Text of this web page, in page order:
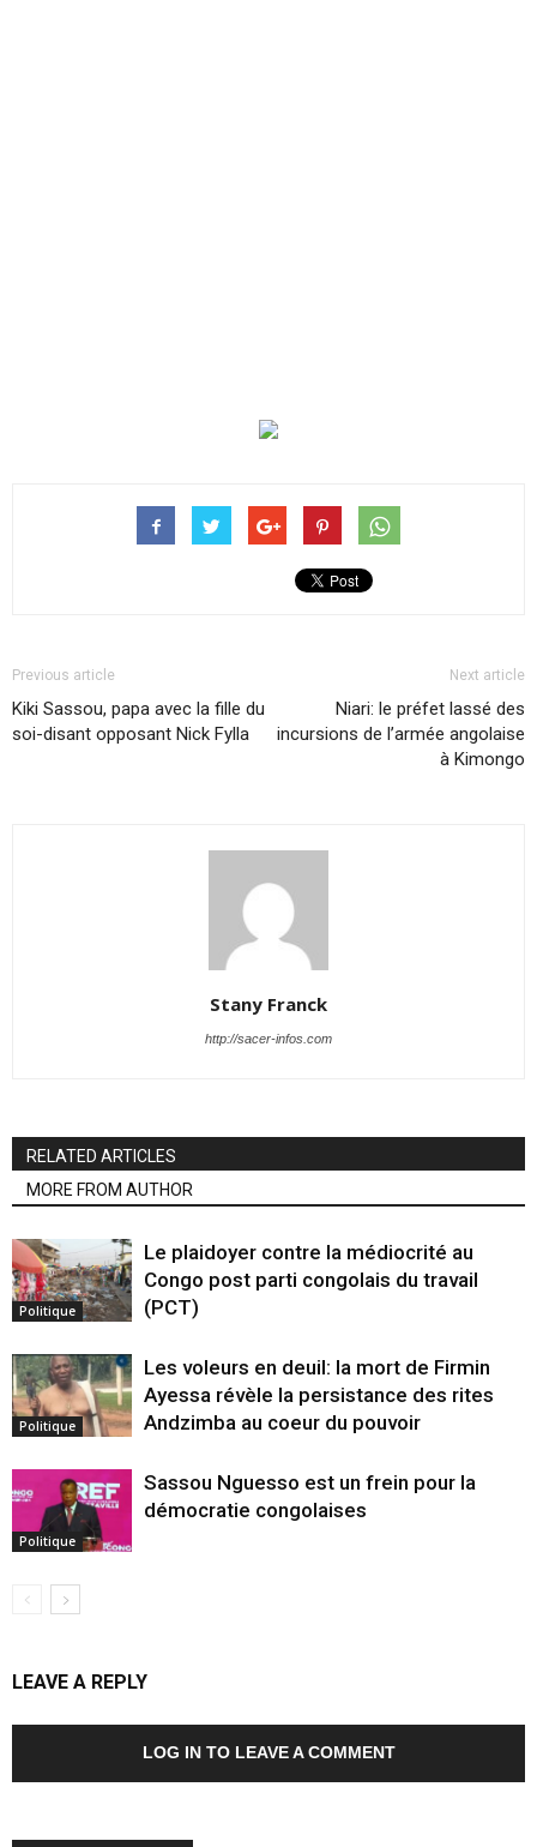
Previous article
Kiki Sassou, papa avec la fille du
soi-disant opposant Nick Fylla
Next article
Niari: le préfet lassé des
incursions de l’armée angolaise
à Kimongo
Stany Franck
http://sacer-infos.com
RELATED ARTICLES
MORE FROM AUTHOR
Politique
Le plaidoyer contre la médiocrité au
Congo post parti congolais du travail
(PCT)
Politique
Les voleurs en deuil: la mort de Firmin
Ayessa révèle la persistance des rites
Andzimba au coeur du pouvoir
Politique
Sassou Nguesso est un frein pour la
démocratie congolaises
LEAVE A REPLY
LOG IN TO LEAVE A COMMENT